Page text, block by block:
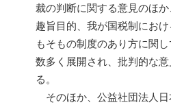
裁の判断に関する意見のほ
趣旨目的、我が国税制にお
もそもの制度のあり方に関
数多く展開され、批判的な
る。
そのほか、公益社団法人